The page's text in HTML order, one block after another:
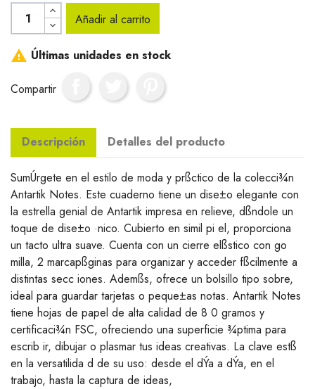
Añadir al carrito
 Últimas unidades en stock
Compartir
Descripción Detalles del producto
SumÚrgete en el estilo de moda y prßctico de la colecci¾n
Antartik Notes. Este cuaderno tiene un dise±o elegante con
la estrella genial de Antartik impresa en relieve, dßndole un
toque de dise±o ·nico. Cubierto en simil pi el, proporciona
un tacto ultra suave. Cuenta con un cierre elßstico con go
milla, 2 marcapßginas para organizar y acceder fßcilmente a
distintas secc iones. Ademßs, ofrece un bolsillo tipo sobre,
ideal para guardar tarjetas o peque±as notas. Antartik Notes
tiene hojas de papel de alta calidad de 8 0 gramos y
certificaci¾n FSC, ofreciendo una superficie ¾ptima para
escrib ir, dibujar o plasmar tus ideas creativas. La clave estß
en la versatilida d de su uso: desde el dÝa a dÝa, en el
trabajo, hasta la captura de ideas,